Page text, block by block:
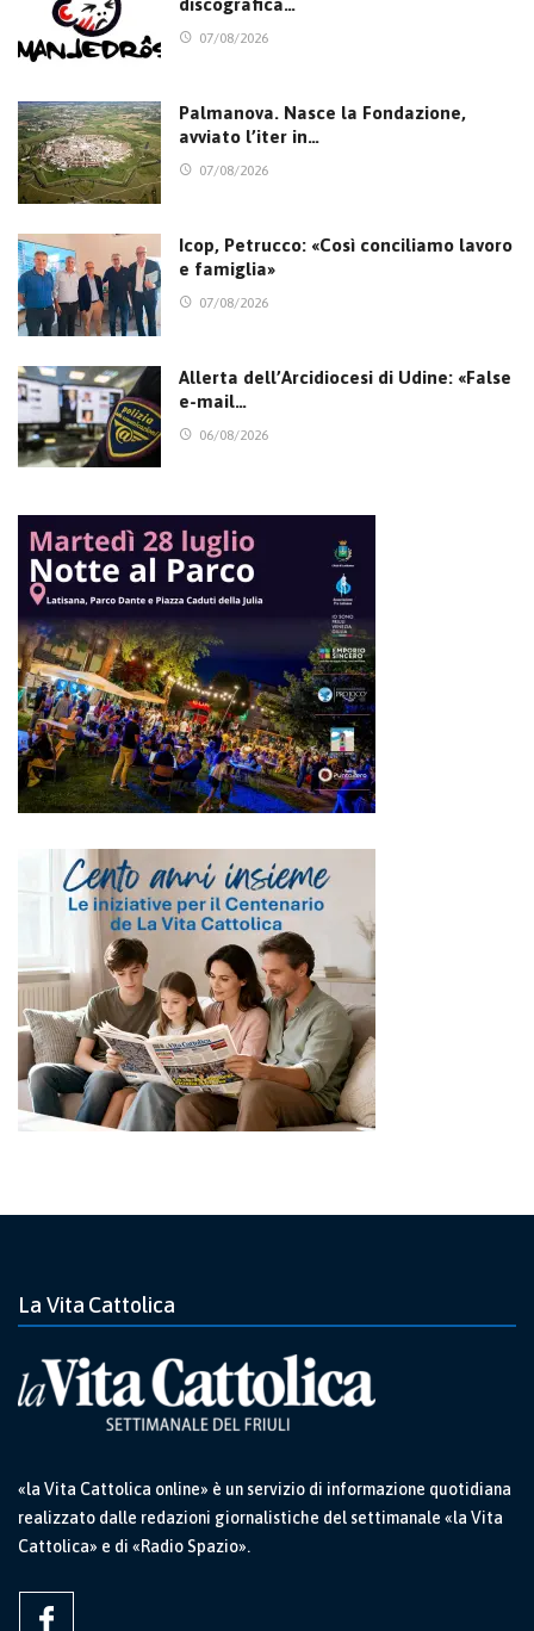
discografica…
07/08/2026
Palmanova. Nasce la Fondazione,
avviato l’iter in…
07/08/2026
Icop, Petrucco: «Così conciliamo lavoro
e famiglia»
07/08/2026
Allerta dell’Arcidiocesi di Udine: «False
e-mail…
06/08/2026
La Vita Cattolica
«la Vita Cattolica online» è un servizio di informazione quotidiana
realizzato dalle redazioni giornalistiche del settimanale «la Vita
Cattolica» e di «Radio Spazio».